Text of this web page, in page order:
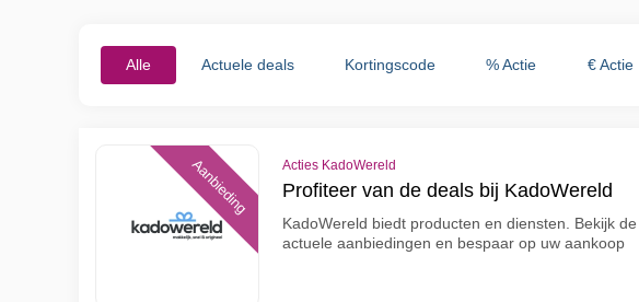
Alle Actuele deals Kortingscode % Actie € Actie
Aanbieding Acties KadoWereld
Profiteer van de deals bij KadoWereld
KadoWereld biedt producten en diensten. Bekijk
actuele aanbiedingen en bespaar op uw aankoop